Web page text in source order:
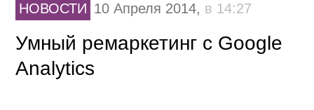
НОВОСТИ 10 Апреля 2014, в 14:27
Умный ремаркетинг с Google
Analytics